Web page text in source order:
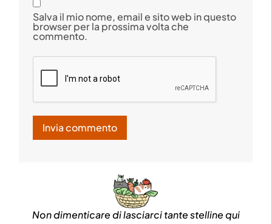
Salva il mio nome, email e sito web in questo
browser per la prossima volta che
commento.
Non dimenticare di lasciarci tante stelline qui